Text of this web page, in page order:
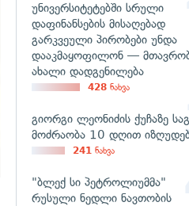
უნივერსიტეტებში სრული
დაფინანსების მისაღებად
გარკვეული პირობები უნდა
დააკმაყოფილონ —
ახალი დადგენილება
428 ნახვა
გიორგი ლეონიძის ქუჩაზე
მოძრაობა 10 დღით
241 ნახვა
"ბლექ სი პეტროლიუმმა"
რუსული ნედლი ნავთობის